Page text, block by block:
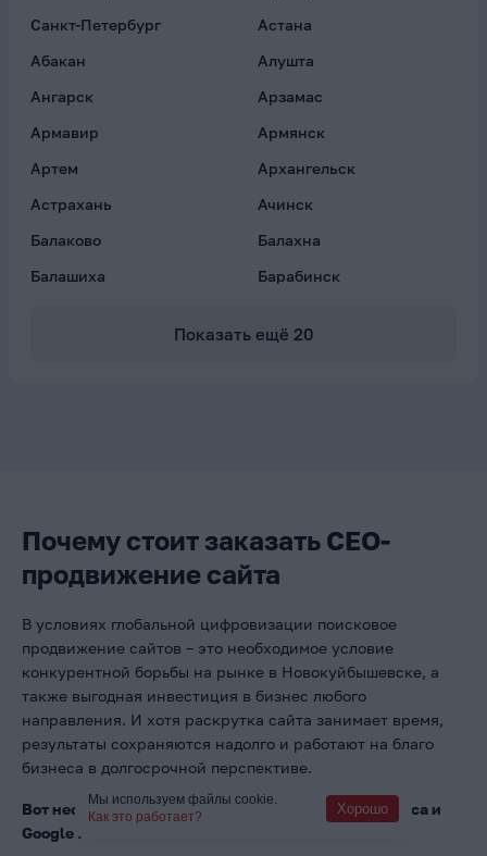
Санкт-Петербург
Астана
Абакан
Алушта
Ангарск
Арзамас
Армавир
Армянск
Артем
Архангельск
Астрахань
Ачинск
Балаково
Балахна
Балашиха
Барабинск
Показать ещё 20
Почему стоит заказать СЕО-
продвижение сайта
В условиях глобальной цифровизации поисковое
продвижение сайтов – это необходимое условие
конкурентной борьбы на рынке в Новокуйбышевске, а
также выгодная инвестиция в бизнес любого
направления. И хотя раскрутка сайта занимает время,
результаты сохраняются надолго и работают на благо
бизнеса в долгосрочной перспективе.
Вот несколько фактов из жизни сайта в топе Яндекса и
Google :
Мы используем файлы cookie.
Как это работает?
Хорошо